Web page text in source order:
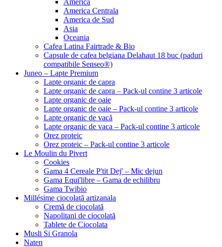
America
America Centrala
America de Sud
Asia
Oceania
Cafea Latina Fairtrade & Bio
Capsule de cafea belgiana Delahaut 18 buc (paduri
compatibile Senseo®)
Juneo – Lapte Premium
Lapte organic de capra
Lapte organic de capra – Pack-ul contine 3 articole
Lapte organic de oaie
Lapte organic de oaie – Pack-ul contine 3 articole
Lapte organic de vacă
Lapte organic de vaca – Pack-ul contine 3 articole
Orez proteic
Orez proteic – Pack-ul contine 3 articole
Le Moulin du Pivert
Cookies
Gama 4 Cereale P'tit Dej' – Mic dejun
Gama Equi'libre – Gama de echilibru
Gama Twibio
Millésime ciocolată artizanala
Cremă de ciocolată
Napolitani de ciocolată
Tablete de Ciocolata
Musli Si Granola
Naten